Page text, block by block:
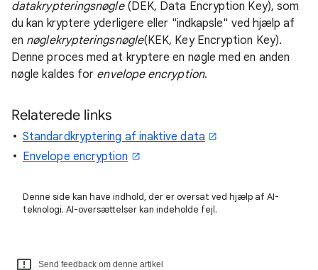
datakrypteringsnøgle(DEK, Data Encryption Key), som
du kan kryptere yderligere eller "indkapsle" ved hjælp af
en nøglekrypteringsnøgle(KEK, Key Encryption Key).
Denne proces med at kryptere en nøgle med en anden
nøgle kaldes for envelope encryption.
Relaterede links
Standardkryptering af inaktive data
Envelope encryption
Denne side kan have indhold, der er oversat ved hjælp af AI-
teknologi. AI-oversættelser kan indeholde fejl.
Send feedback om denne artikel